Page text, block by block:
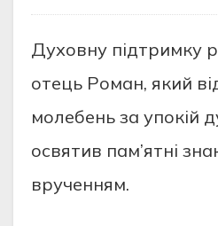
Духовну підтримку
отець Роман, який
молебень за упокій
освятив пам’ятні
врученням.